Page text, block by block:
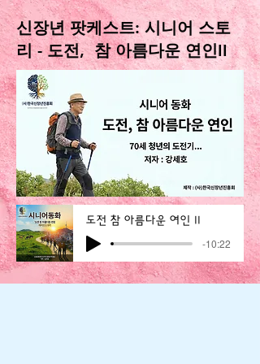
신장년 팟케스트: 시니어 스토
리 - 도전, 참 아름다운 연인II
도전 참 아름다운 여인 II
-10:22